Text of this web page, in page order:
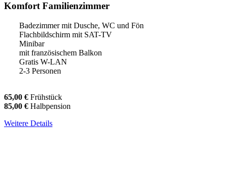
Komfort Familienzimmer
Badezimmer mit Dusche, WC und Fön
Flachbildschirm mit SAT-TV
Minibar
mit französischem Balkon
Gratis W-LAN
2-3 Personen
65,00 € Frühstück
85,00 € Halbpension
Weitere Details